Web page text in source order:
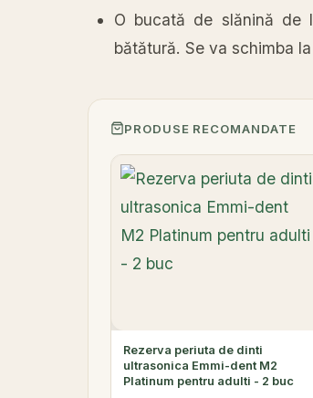
O bucată de slănină de
bătătură. Se va schimba
PRODUSE RECOMANDATE
Rezerva periuta de dinti
ultrasonica Emmi-dent M2
Platinum pentru adulti - 2 buc